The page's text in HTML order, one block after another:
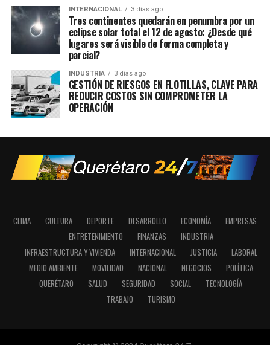
INTERNACIONAL 3 días ago
Tres continentes quedarán en penumbra por un
eclipse solar total el 12 de agosto: ¿Desde qué
lugares será visible de forma completa y
parcial?
INDUSTRIA 3 días ago
GESTIÓN DE RIESGOS EN FLOTILLAS, CLAVE PARA
REDUCIR COSTOS SIN COMPROMETER LA
OPERACIÓN
CLIMA CULTURA DEPORTE DESARROLLO ECONOMÍA
EMPRESAS
ENTRETENIMIENTO
FINANZAS
INDUSTRIA
INFRAESTRUCTURA Y VIVIENDA
INTERNACIONAL JUSTICIA
LABORAL
MEDIO AMBIENTE
MOVILIDAD NACIONAL NEGOCIOS
POLÍTICA
QUERÉTARO
SALUD SEGURIDAD SOCIAL
TECNOLOGÍA
TRABAJO
TURISMO